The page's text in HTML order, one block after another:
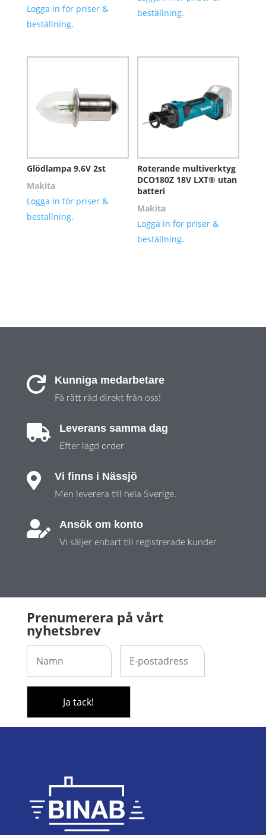
Logga in för priser &
beställning.
beställning.
Glödlampa 9,6V 2st
Makita
Logga in för priser &
beställning.
Roterande multiverktyg
DCO180Z 18V LXT® utan
batteri
Makita
Logga in för priser &
beställning.
 Kunniga medarbetare
Få rätt råd direkt från oss!
 Leverans samma dag
Efter lagd order
 Vi finns i Nässjö
Men leverera till hela Sverige.
 Ansök om konto
Vi säljer enbart till registrerade kunder
Prenumerera på vårt
nyhetsbrev